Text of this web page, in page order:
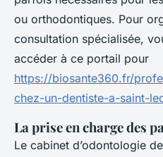
ou orthodontiques. Pour
consultation spécialisée,
accéder à ce portail pour
https://biosante360.fr/
chez-un-dentiste-a-saint-
La prise en charge des
Le cabinet d’odontologie